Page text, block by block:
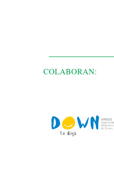
COLABORAN: